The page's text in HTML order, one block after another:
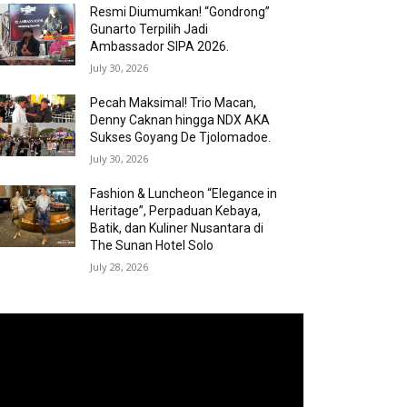
Resmi Diumumkan! “Gondrong”
Gunarto Terpilih Jadi
Ambassador SIPA 2026.
July 30, 2026
Pecah Maksimal! Trio Macan,
Denny Caknan hingga NDX AKA
Sukses Goyang De Tjolomadoe.
July 30, 2026
Fashion & Luncheon “Elegance in
Heritage”, Perpaduan Kebaya,
Batik, dan Kuliner Nusantara di
The Sunan Hotel Solo
July 28, 2026